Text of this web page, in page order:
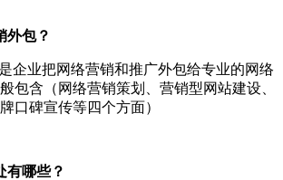
外包？
企业把网络营销和推广外包给专业的网络
包含（网络营销策划、营销型网站建设、
口碑宣传等四个方面）
有哪些？